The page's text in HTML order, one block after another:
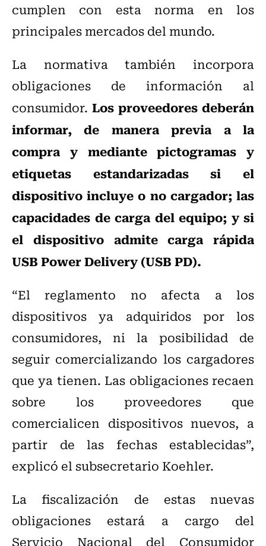
cumplen con esta norma en los
principales mercados del mundo.
La normativa también incorpora
obligaciones de información al
consumidor. Los proveedores deberán
informar, de manera previa a la
compra y mediante pictogramas y
etiquetas estandarizadas si el
dispositivo incluye o no cargador; las
capacidades de carga del equipo; y si
el dispositivo admite carga rápida
USB Power Delivery (USB PD).
“El reglamento no afecta a los
dispositivos ya adquiridos por los
consumidores, ni la posibilidad de
seguir comercializando los cargadores
que ya tienen. Las obligaciones recaen
sobre los proveedores que
comercialicen dispositivos nuevos, a
partir de las fechas establecidas”,
explicó el subsecretario Koehler.
La fiscalización de estas nuevas
obligaciones estará a cargo del
Servicio Nacional del Consumidor